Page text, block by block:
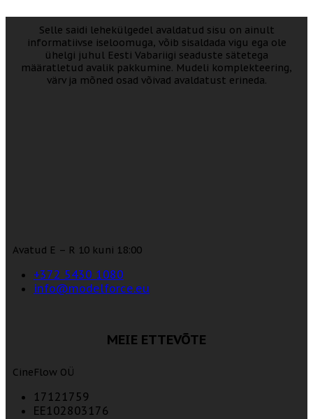
Selle saidi lehekülgedel avaldatud sisu on ainult
informatiivse iseloomuga, võib sisaldada vigu ega ole
ühelgi juhul Eesti Vabariigi seaduste sätetega
määratletud avalik pakkumine. Mudeli komplekteering,
värv ja mõned osad võivad avaldatust erineda.
Avatud E – R 10 kuni 18:00
+372 5430 1080
info@modelforce.eu
MEIE ETTEVÕTE
CineFlow OÜ
17121759
EE102803176